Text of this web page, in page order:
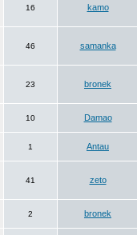
16 kamo
46 samanka
23 bronek
10 Damao
1 Antau
41 zeto
2 bronek